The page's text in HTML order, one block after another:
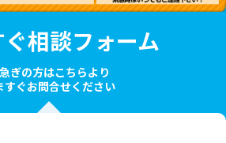
ぐ相談フォーム
ぎの方はこちらより
すぐお問合せください